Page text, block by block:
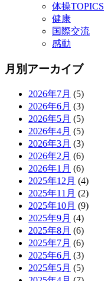
体操TOPICS
健康
国際交流
感動
月別アーカイブ
2026年7月 (5)
2026年6月 (3)
2026年5月 (5)
2026年4月 (5)
2026年3月 (3)
2026年2月 (6)
2026年1月 (6)
2025年12月 (4)
2025年11月 (2)
2025年10月 (9)
2025年9月 (4)
2025年8月 (6)
2025年7月 (6)
2025年6月 (3)
2025年5月 (5)